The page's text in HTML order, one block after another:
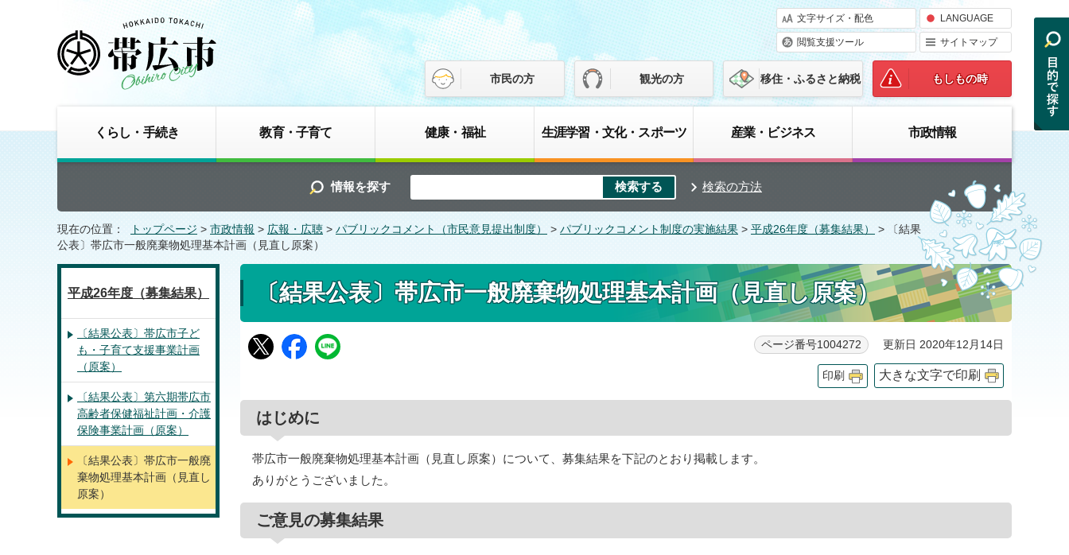
文字サイズ・配色 LANGUAGE
閲覧支援ツール サイトマップ
市民の方 観光の方 移住・ふるさと納税 もしもの時
くらし・手続き 教育・子育て 健康・福祉 生涯学習・文化・スポーツ 産業・ビジネス 市政情報
情報を探す 検索の方法
現在の位置： トップページ > 市政情報 > 広報・広聴 > パブリックコメント（市民意見提出制度） > パブリックコメント制度の実施結果 > 平成26年度（募集結果）
> 〔結果
公表〕帯広市一般廃棄物処理基本計画（見直し原案）
〔結果公表〕帯広市一般廃棄物処理基本計画（見直し原案）
ページ番号1004272 更新日 2020年12月14日
印刷 大きな文字で印刷
はじめに
帯広市一般廃棄物処理基本計画（見直し原案）について、募集結果を下記のとおり掲載します。
ありがとうございました。
ご意見の募集結果
平成26年度（募集結果）
〔結果公表〕帯広市子ど
も・子育て支援事業計画
（原案）
〔結果公表〕第六期帯広市
高齢者保健福祉計画・介護
保険事業計画（原案）
〔結果公表〕帯広市一般廃
棄物処理基本計画（見直し
原案）